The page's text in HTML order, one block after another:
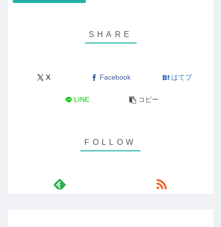
X Facebook はてブ
LINE コピー